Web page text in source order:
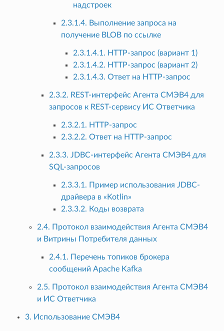
надстроек
2.3.1.4. Выполнение запроса на
получение BLOB по ссылке
2.3.1.4.1. HTTP-запрос (вариант 1)
2.3.1.4.2. HTTP-запрос (вариант 2)
2.3.1.4.3. Ответ на HTTP-запрос
2.3.2. REST-интерфейс Агента СМЭВ4 для
запросов к REST-сервису ИС Ответчика
2.3.2.1. HTTP-запрос
2.3.2.2. Ответ на HTTP-запрос
2.3.3. JDBC-интерфейс Агента СМЭВ4 для
SQL-запросов
2.3.3.1. Пример использования JDBC-
драйвера в «Kotlin»
2.3.3.2. Коды возврата
2.4. Протокол взаимодействия Агента СМЭВ4
и Витрины Потребителя данных
2.4.1. Перечень топиков брокера
сообщений Apache Kafka
2.5. Протокол взаимодействия Агента СМЭВ4
и ИС Ответчика
3. Использование СМЭВ4